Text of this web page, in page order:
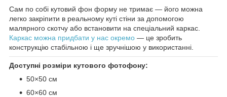
Сам по собі кутовий фон форму не тримає — його можна
легко закріпити в реальному куті стіни за допомогою
малярного скотчу або встановити на спеціальний каркас.
Каркас можна придбати у нас окремо — це зробить
конструкцію стабільною і ще зручнішою у використанні.
Доступні розміри кутового фотофону:
50×50 см
60×60 см